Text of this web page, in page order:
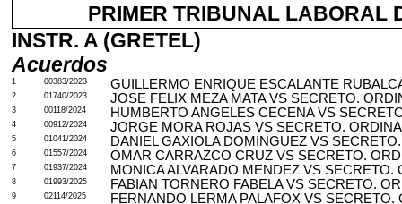
PRIMER TRIBUNAL LABORAL
INSTR. A (GRETEL)
Acuerdos
1 00383/2023 GUILLERMO ENRIQUE ESCALANTE
2 01740/2023 JOSE FELIX MEZA MATA VS SECRETO.
3 00118/2024 HUMBERTO ANGELES CECENA VS
4 00912/2024 JORGE MORA ROJAS VS SECRETO.
5 01041/2024 DANIEL GAXIOLA DOMINGUEZ VS SECRETO.
6 01557/2024 OMAR CARRAZCO CRUZ VS SECRETO.
7 01937/2024 MONICA ALVARADO MENDEZ VS SECRETO.
8 01993/2025 FABIAN TORNERO FABELA VS SECRETO.
9 02114/2025 FERNANDO LERMA PALAFOX VS SECRETO.